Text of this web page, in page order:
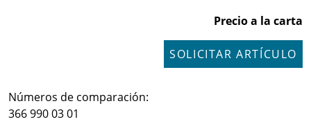
Precio a la carta
SOLICITAR ARTÍCULO
Números de comparación:
366 990 03 01